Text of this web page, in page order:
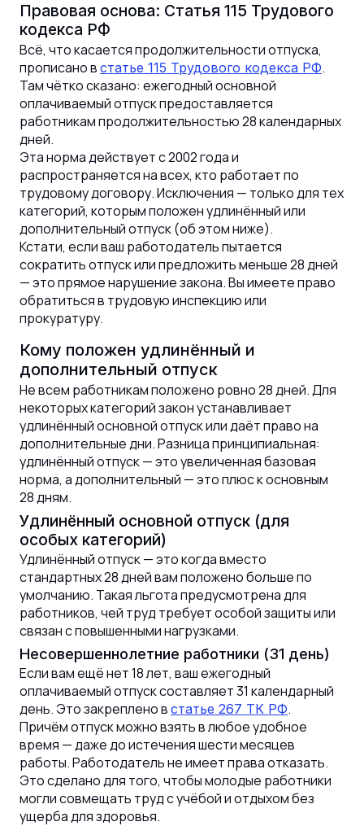
Правовая основа: Статья 115 Трудового
кодекса РФ
Всё, что касается продолжительности отпуска,
прописано в статье 115 Трудового кодекса РФ.
Там чётко сказано: ежегодный основной
оплачиваемый отпуск предоставляется
работникам продолжительностью 28 календарных
дней.
Эта норма действует с 2002 года и
распространяется на всех, кто работает по
трудовому договору. Исключения — только для тех
категорий, которым положен удлинённый или
дополнительный отпуск (об этом ниже).
Кстати, если ваш работодатель пытается
сократить отпуск или предложить меньше 28 дней
— это прямое нарушение закона. Вы имеете право
обратиться в трудовую инспекцию или
прокуратуру.
Кому положен удлинённый и
дополнительный отпуск
Не всем работникам положено ровно 28 дней. Для
некоторых категорий закон устанавливает
удлинённый основной отпуск или даёт право на
дополнительные дни. Разница принципиальная:
удлинённый отпуск — это увеличенная базовая
норма, а дополнительный — это плюс к основным
28 дням.
Удлинённый основной отпуск (для
особых категорий)
Удлинённый отпуск — это когда вместо
стандартных 28 дней вам положено больше по
умолчанию. Такая льгота предусмотрена для
работников, чей труд требует особой защиты или
связан с повышенными нагрузками.
Несовершеннолетние работники (31 день)
Если вам ещё нет 18 лет, ваш ежегодный
оплачиваемый отпуск составляет 31 календарный
день. Это закреплено в статье 267 ТК РФ.
Причём отпуск можно взять в любое удобное
время — даже до истечения шести месяцев
работы. Работодатель не имеет права отказать.
Это сделано для того, чтобы молодые работники
могли совмещать труд с учёбой и отдыхом без
ущерба для здоровья.